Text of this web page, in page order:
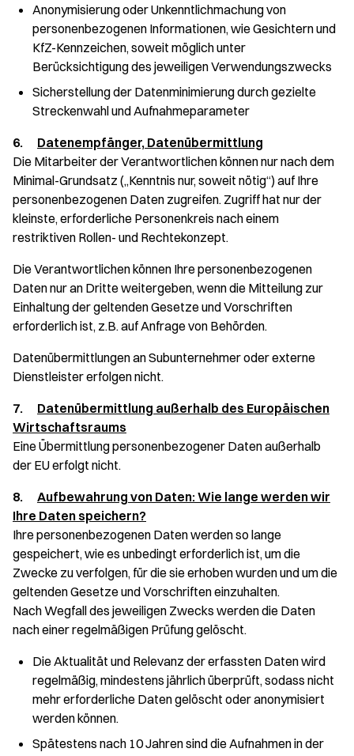
Anonymisierung oder Unkenntlichmachung von
personenbezogenen Informationen, wie Gesichtern und
KfZ-Kennzeichen, soweit möglich unter
Berücksichtigung des jeweiligen Verwendungszwecks
Sicherstellung der Datenminimierung durch gezielte
Streckenwahl und Aufnahmeparameter
6. Datenempfänger, Datenübermittlung
Die Mitarbeiter der Verantwortlichen können nur nach dem
Minimal-Grundsatz („Kenntnis nur, soweit nötig“) auf Ihre
personenbezogenen Daten zugreifen. Zugriff hat nur der
kleinste, erforderliche Personenkreis nach einem
restriktiven Rollen- und Rechtekonzept.
Die Verantwortlichen können Ihre personenbezogenen
Daten nur an Dritte weitergeben, wenn die Mitteilung zur
Einhaltung der geltenden Gesetze und Vorschriften
erforderlich ist, z.B. auf Anfrage von Behörden.
Datenübermittlungen an Subunternehmer oder externe
Dienstleister erfolgen nicht.
7. Datenübermittlung außerhalb des Europäischen
Wirtschaftsraums
Eine Übermittlung personenbezogener Daten außerhalb
der EU erfolgt nicht.
8. Aufbewahrung von Daten: Wie lange werden wir
Ihre Daten speichern?
Ihre personenbezogenen Daten werden so lange
gespeichert, wie es unbedingt erforderlich ist, um die
Zwecke zu verfolgen, für die sie erhoben wurden und um die
geltenden Gesetze und Vorschriften einzuhalten.
Nach Wegfall des jeweiligen Zwecks werden die Daten
nach einer regelmäßigen Prüfung gelöscht.
Die Aktualität und Relevanz der erfassten Daten wird
regelmäßig, mindestens jährlich überprüft, sodass nicht
mehr erforderliche Daten gelöscht oder anonymisiert
werden können.
Spätestens nach 10 Jahren sind die Aufnahmen in der